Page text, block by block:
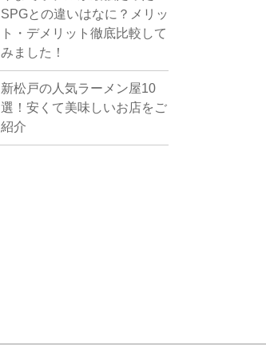
SPGとの違いはなに？メリッ
ト・デメリット徹底比較して
みました！
新松戸の人気ラーメン屋10
選！安くて美味しいお店をご
紹介